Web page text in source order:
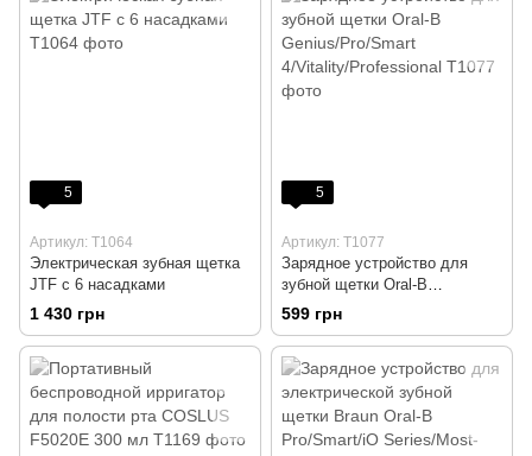
5
Артикул: T1064
Электрическая зубная щетка
JTF с 6 насадками
1 430 грн
5
Артикул: T1077
Зарядное устройство для
зубной щетки Oral-B
Genius/Pro/Smart
4/Vitality/Professional
599 грн